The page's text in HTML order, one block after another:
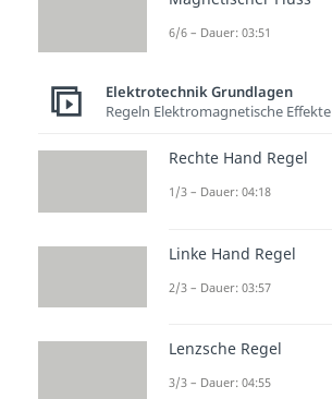
6/6 – Dauer: 03:51
Elektrotechnik Grundlagen
Regeln Elektromagnetische Effekte
Rechte Hand Regel
1/3 – Dauer: 04:18
Linke Hand Regel
2/3 – Dauer: 03:57
Lenzsche Regel
3/3 – Dauer: 04:55